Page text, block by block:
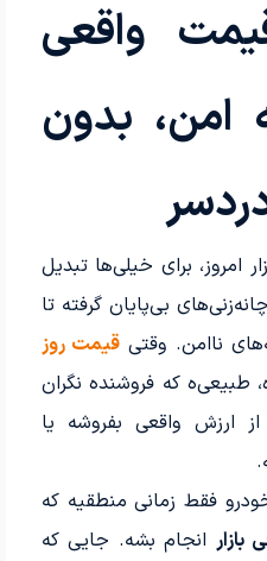
واقعی
امن، بدون
امروز، برای خیلی‌ها تبدیل
بی‌پایان گرفته تا
ناامن. وقتی قیمت روز
طبیعی‌ه که فروشنده نگران
ارزش واقعی بفروشه یا
فقط زمانی منطقیه که
انجام بشه. جایی که